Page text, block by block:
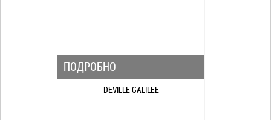
ПОДРОБНО
DEVILLE GALILEE